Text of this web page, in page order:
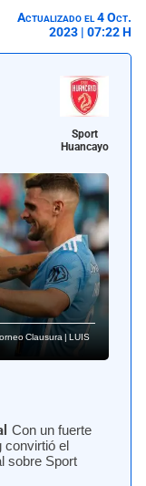
Actualizado el 4 Oct.
2023 | 07:22 H
Sport
Huancayo
Clausura | LUIS
Con un fuerte
convirtió el
sobre Sport